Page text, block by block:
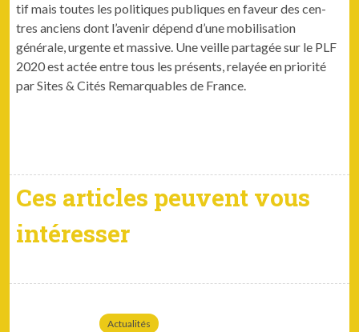
tif mais toutes les poli­tiques publiques en faveur des cen­
tres anciens dont l’avenir dépend d’une mobil­i­sa­tion
générale, urgente et mas­sive. Une veille partagée sur le PLF
2020 est actée entre tous les présents, relayée en pri­or­ité
par Sites & Cités Remar­quables de France.
Ces articles peuvent vous
intéresser
Actualités